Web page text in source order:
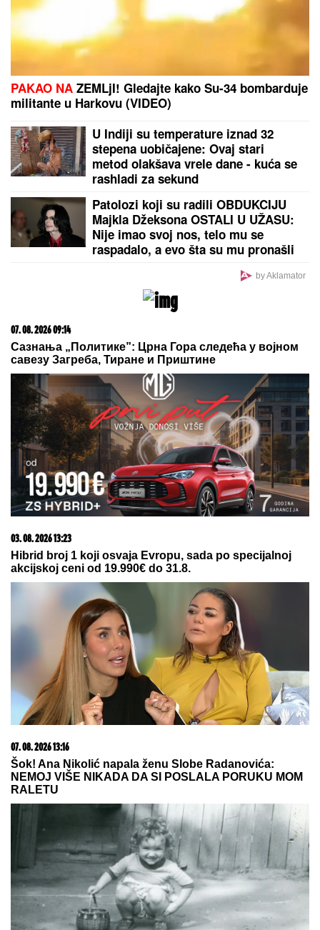
MILICA NAMAMILA PEKARA (73) ZBOG INTIMNIH
ODNOSA, PA GA ZVERSKI MUČILA DO SMRTI!
Otkrivamo detalje ubistva na Karaburmi koji LEDE
KRV: Izdahnuo u najgorim mukama dok su ga
PREPORUKA ZA VAS
"IMAO SAM PET PROPUŠTENIH POZIVA" Darko
Tanasijević i dalje u ogromnom strahu za svoju
porodicu, požar se približio njihovoj kući: "Prva reč
koju sam čuo - IZGOREĆEMO"
SPECIJALCI SA GAS MASKAMA
ULETELI U KUĆU U SMEDEREVU
marihuane u ilegalnoj laboratoriji:
Uhapšeno 6 osoba (FOTO, VIDEO)
Sve što treba da znate o ultrazvuku
štitaste žlezde: Kada je pregled
zaista neophodan i šta znači ako
imate čvor? Odgovara dr Polovina,
radiolog ordinacije "One Medical"
BIVŠI FUDBALER JE OVAKO INVESTIRAO
ZARAĐENE MILIONEKupio staru kuću u Igalu i
otvorio restoran na Bojani, a evo šta je pripalo
bivšoj supruzi posle razvoda